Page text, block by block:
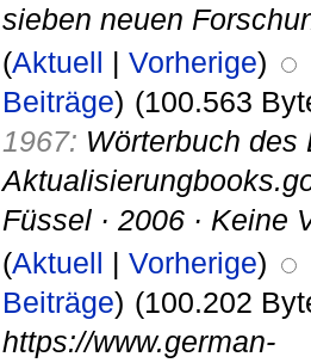
sieben neuen
(Aktuell | Vorherige)
Beiträge) (100.563
1967: Wörterbuch des
Füssel · 2006 · ‎Keine
(Aktuell | Vorherige)
Beiträge) (100.202
https://www.german-